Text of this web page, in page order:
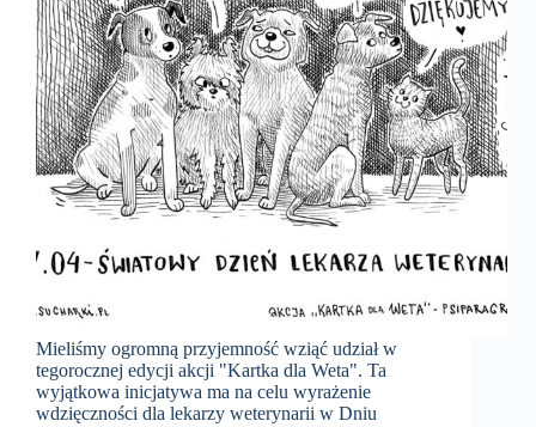
Mieliśmy ogromną przyjemność wziąć udział w
tegorocznej edycji akcji "Kartka dla Weta". Ta
wyjątkowa inicjatywa ma na celu wyrażenie
wdzięczności dla lekarzy weterynarii w Dniu